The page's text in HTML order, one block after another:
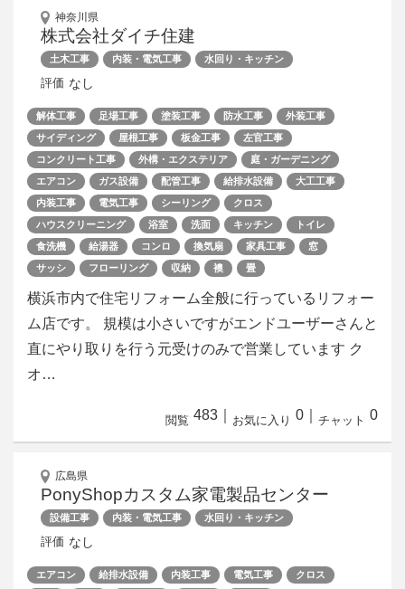
神奈川県
株式会社ダイチ住建
土木工事 内装・電気工事 水回り・キッチン
評価 なし
解体工事 足場工事 塗装工事 防水工事
外装工事
サイディング
屋根工事 板金工事
左官工事
コンクリート工事
外構・エクステリア
庭・ガーデニング
エアコン
ガス設備 配管工事 給排水設備
大工工事
内装工事
電気工事 シーリング
クロス
ハウスクリーニング
浴室 洗面 キッチン
トイレ
食洗機
給湯器 コンロ 換気扇 家具工事
窓
サッシ
フローリング 収納 襖 畳
横浜市内で住宅リフォーム全般に行っているリフォー
ム店です。 規模は小さいですがエンドユーザーさんと
直にやり取りを行う元受けのみで営業しています ク
オ…
閲覧 483 お気に入り 0 チャット 0
広島県
PonyShopカスタム家電製品センター
設備工事 内装・電気工事 水回り・キッチン
評価 なし
エアコン 給排水設備 内装工事 電気工事
クロス